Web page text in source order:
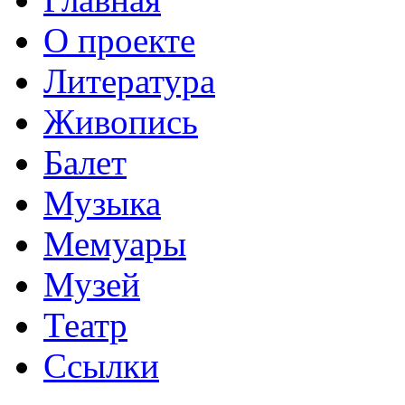
О проекте
Литература
Живопись
Балет
Музыка
Мемуары
Музей
Театр
Ссылки